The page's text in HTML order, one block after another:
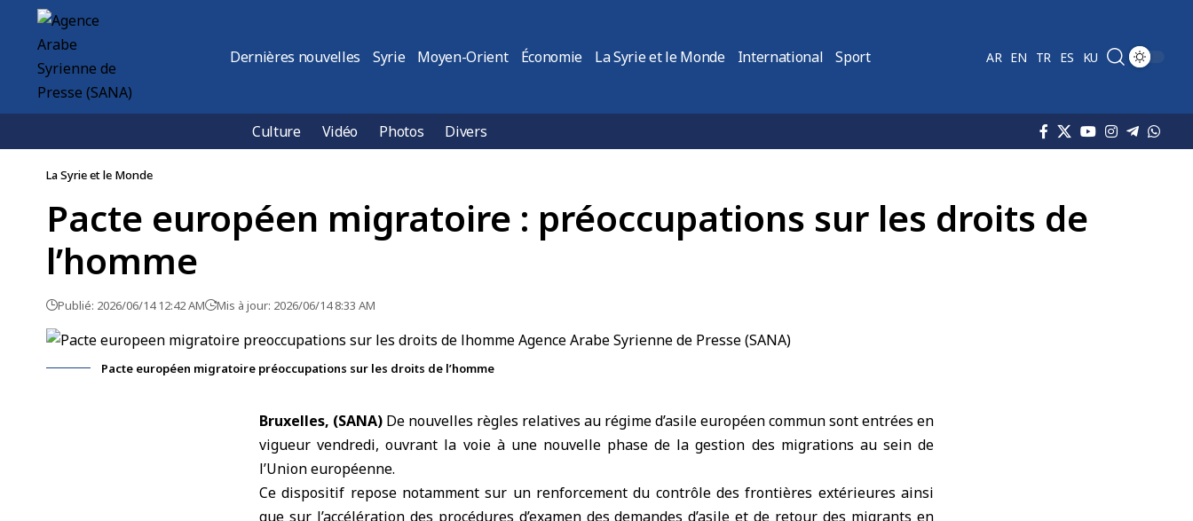
Dernières nouvelles Syrie Moyen-Orient Économie La Syrie et le Monde International Sport AR EN TR ES KU
Culture Vidéo Photos Divers
La Syrie et le Monde
Pacte européen migratoire : préoccupations sur les droits de
l’homme
Publié: 2026/06/14 12:42 AM Mis à jour: 2026/06/14 8:33 AM
Pacte européen migratoire préoccupations sur les droits de l’homme
Bruxelles, (SANA) De nouvelles règles relatives au régime d’asile européen communsont entrées en
vigueur vendredi, ouvrant la voie à une nouvelle phase de la gestion des migrations au sein de
l’Union européenne.
Ce dispositif repose notamment sur un renforcement du contrôle des frontières extérieures ainsi
que sur l’accélération des procédures d’examen des demandes d’asile et de retour des migrants en